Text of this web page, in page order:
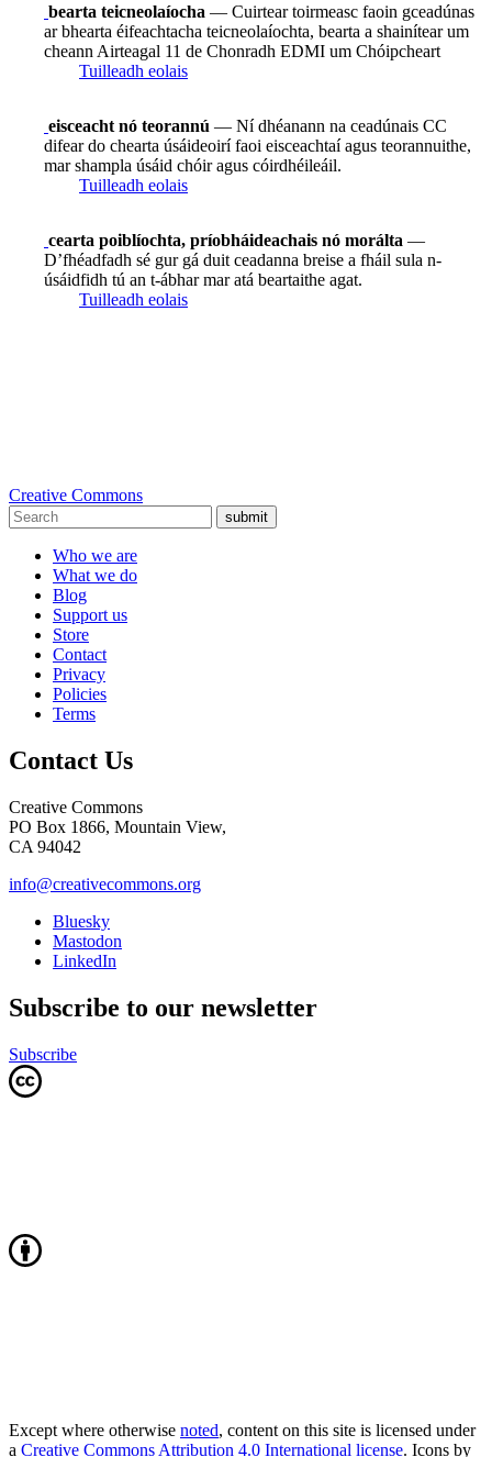
bearta teicneolaíocha — Cuirtear toirmeasc faoin gceadúnas
ar bhearta éifeachtacha teicneolaíochta, bearta a shainítear um
cheann Airteagal 11 de Chonradh EDMI um Chóipcheart
Tuilleadh eolais
eisceacht nó teorannú — Ní dhéanann na ceadúnais CC
difear do chearta úsáideoirí faoi eisceachtaí agus teorannuithe,
mar shampla úsáid chóir agus cóirdhéileáil.
Tuilleadh eolais
cearta poiblíochta, príobháideachais nó morálta —
D’fhéadfadh sé gur gá duit ceadanna breise a fháil sula n-
úsáidfidh tú an t-ábhar mar atá beartaithe agat.
Tuilleadh eolais
Creative Commons
submit
Who we are
What we do
Blog
Support us
Store
Contact
Privacy
Policies
Terms
Contact Us
Creative Commons
PO Box 1866, Mountain View,
CA 94042
info@creativecommons.org
Bluesky
Mastodon
LinkedIn
Subscribe to our newsletter
Subscribe
Except where otherwise noted, content on this site is licensed under
a Creative Commons Attribution 4.0 International license. Icons by